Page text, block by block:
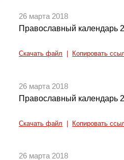
26 марта 2018
Православный календарь
Скачать файл Копировать
26 марта 2018
Православный календарь
Скачать файл Копировать
26 марта 2018